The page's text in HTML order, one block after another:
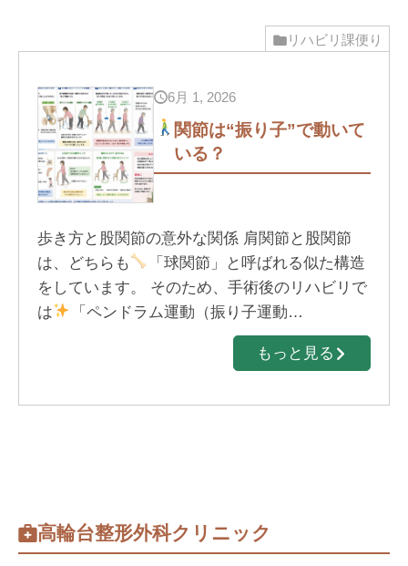
リハビリ課便り
6月 1, 2026
関節は“振り子”で動いて
いる？
歩き方と股関節の意外な関係 肩関節と股関節
は、どちらも
「球関節」と呼ばれる似た構造
をしています。 そのため、手術後のリハビリで
は
「ペンドラム運動（振り子運動…
もっと見る
高輪台整形外科クリニック